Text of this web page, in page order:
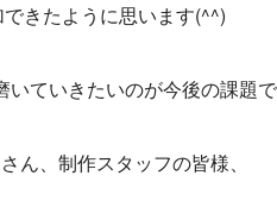
きたように思います(^^)
ていきたいのが今後の課題で
ん、制作スタッフの皆様、